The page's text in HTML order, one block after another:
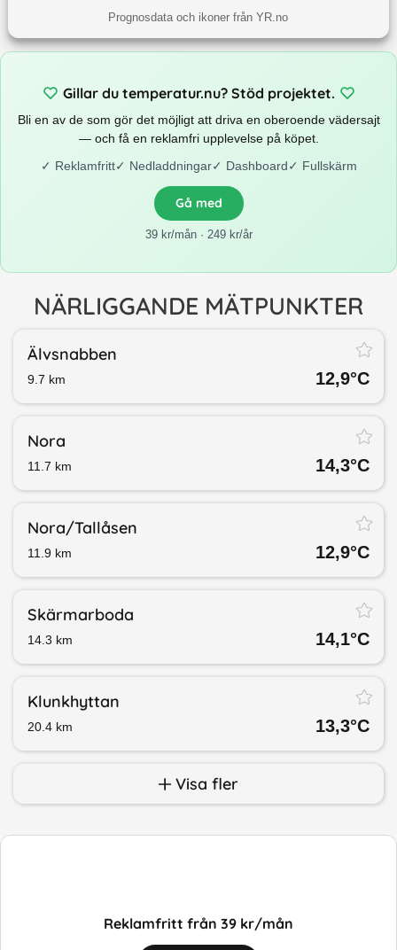
Prognosdata och ikoner från YR.no
Gillar du temperatur.nu? Stöd projektet.
Bli en av de som gör det möjligt att driva en oberoende vädersajt
— och få en reklamfri upplevelse på köpet.
✓ Reklamfritt✓ Nedladdningar✓ Dashboard✓ Fullskärm
Gå med
39 kr/mån · 249 kr/år
NÄRLIGGANDE MÄTPUNKTER
Älvsnabben
9.7 km 12,9°C
Nora
11.7 km 14,3°C
Nora/​Tallåsen
11.9 km 12,9°C
Skärmarboda
14.3 km 14,1°C
Klunkhyttan
20.4 km 13,3°C
Visa fler
Reklamfritt från 39 kr/mån